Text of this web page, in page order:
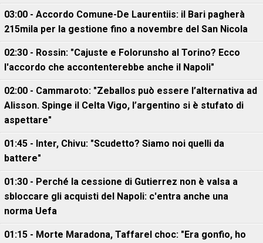
03:00 - Accordo Comune-De Laurentiis: il Bari pagherà
215mila per la gestione fino a novembre del San Nicola
02:30 - Rossin: "Cajuste e Folorunsho al Torino? Ecco
l'accordo che accontenterebbe anche il Napoli"
02:00 - Cammaroto: "Zeballos può essere l’alternativa ad
Alisson. Spinge il Celta Vigo, l’argentino si è stufato di
aspettare"
01:45 - Inter, Chivu: "Scudetto? Siamo noi quelli da
battere"
01:30 - Perché la cessione di Gutierrez non è valsa a
sbloccare gli acquisti del Napoli: c'entra anche una
norma Uefa
01:15 - Morte Maradona, Taffarel choc: "Era gonfio, ho